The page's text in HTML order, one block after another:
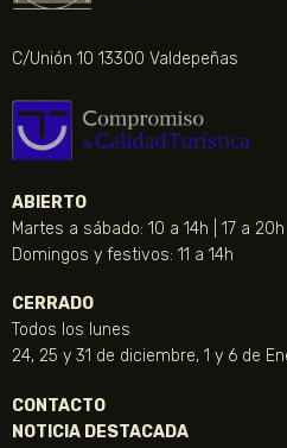
C/Unión 10 13300 Valdepeñas
ABIERTO
Martes a sábado: 10 a 14h | 17 a 20h
Domingos y festivos: 11 a 14h
CERRADO
Todos los lunes
24, 25 y 31 de diciembre, 1 y 6 de
CONTACTO
NOTICIA DESTACADA